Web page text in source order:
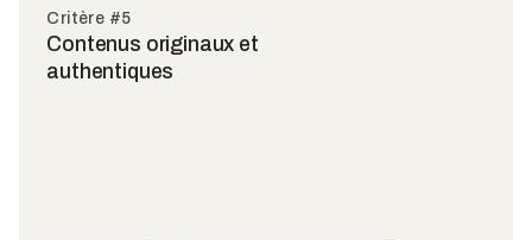
Critère #5
Contenus originaux et
authentiques